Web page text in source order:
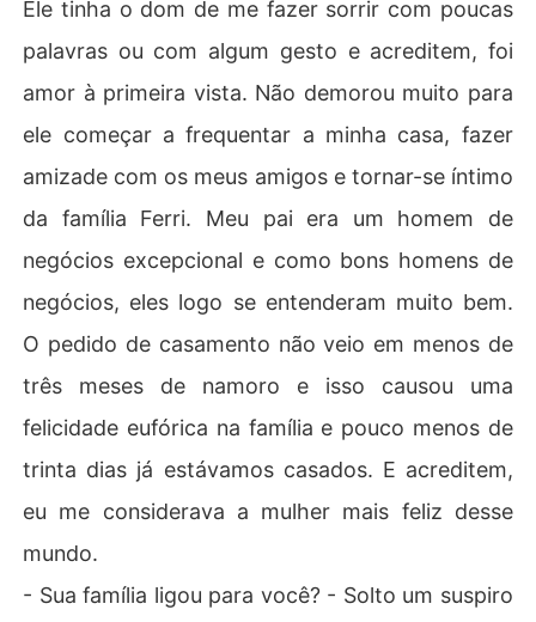
Ele tinha o dom de me fazer sorrir com poucas
palavras ou com algum gesto e acreditem, foi
amor à primeira vista. Não demorou muito para
ele começar a frequentar a minha casa, fazer
amizade com os meus amigos e tornar-se íntimo
da família Ferri. Meu pai era um homem de
negócios excepcional e como bons homens de
negócios, eles logo se entenderam muito bem.
O pedido de casamento não veio em menos de
três meses de namoro e isso causou uma
felicidade eufórica na família e pouco menos de
trinta dias já estávamos casados. E acreditem,
eu me considerava a mulher mais feliz desse
mundo.
- Sua família ligou para você? - Solto um suspiro